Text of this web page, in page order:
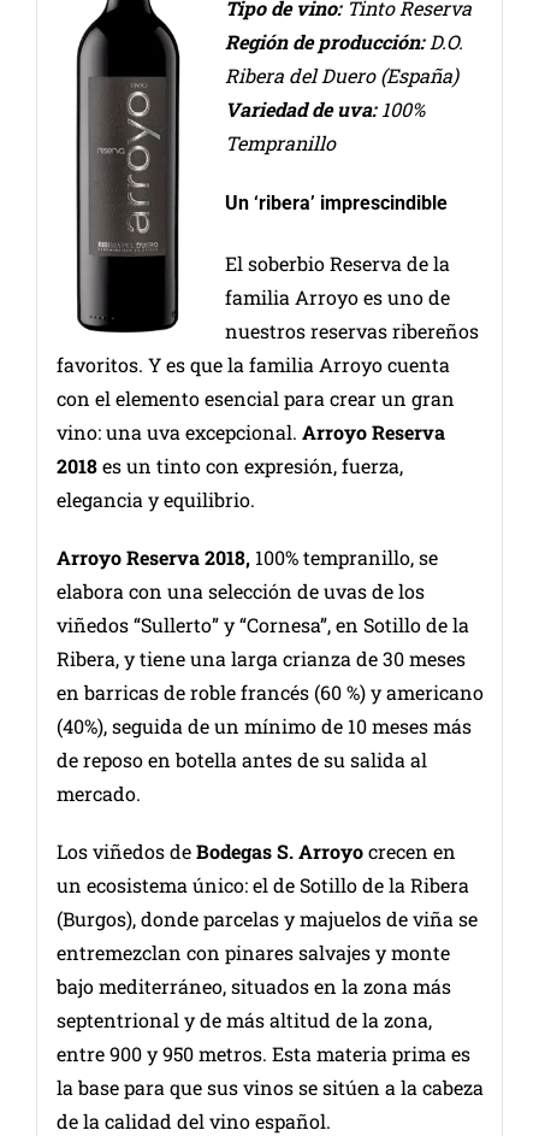
Tipo de vino:Tinto Reserva
Región de producción:D.O.
Ribera del Duero (España)
Variedad de uva:100%
Tempranillo
Un ‘ribera’ imprescindible
El soberbio Reserva de la
familia Arroyo es uno de
nuestros reservas ribereños
favoritos. Y es que la familia Arroyo cuenta
con el elemento esencial para crear un gran
vino: una uva excepcional. Arroyo Reserva
2018es un tinto con expresión, fuerza,
elegancia y equilibrio.
Arroyo Reserva 2018,100% tempranillo, se
elabora con una selección de uvas de los
viñedos “Sullerto” y “Cornesa”, en Sotillo de la
Ribera, y tiene una larga crianza de 30 meses
en barricas de roble francés (60 %) y americano
(40%), seguida de un mínimo de 10 meses más
de reposo en botella antes de su salida al
mercado.
Los viñedos deBodegas S. Arroyocrecen en
un ecosistema único: el de Sotillo de la Ribera
(Burgos), donde parcelas y majuelos de viña se
entremezclan con pinares salvajes y monte
bajo mediterráneo, situados en la zona más
septentrional y de más altitud de la zona,
entre 900 y 950 metros. Esta materia prima es
la base para que sus vinos se sitúen a la cabeza
de la calidad del vino español.